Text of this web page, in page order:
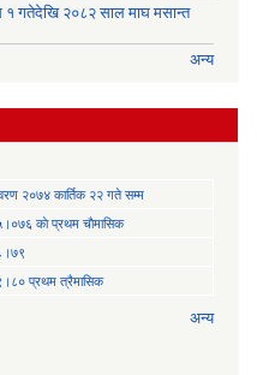
गतेदेखि २०८२ साल माघ मसान्त
अन्य
२०७४ कार्तिक २२ गते सम्म
काे प्रथम चाैमासिक
प्रथम त्रैमासिक
अन्य